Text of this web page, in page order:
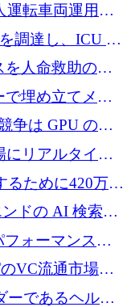
運転車両運用を
調達し、ICU の
めの MDR 認
人命救助の救
万 2,000 ユーロ
で埋め立てメタ
争は GPU の所
由
にリアルタイム
ために 400 万
るために420万ポ
ドの AI 検索最
るために 600
ォーマンスプ
これまでに720
VC流通市場の
万ユーロの
ーであるヘルシ